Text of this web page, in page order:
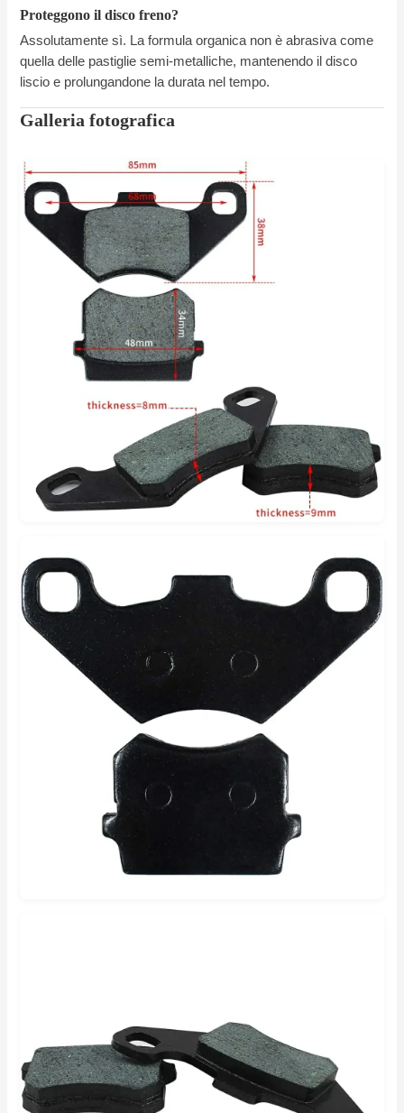
Proteggono il disco freno?
Assolutamente sì. La formula organica non è abrasiva come
quella delle pastiglie semi-metalliche, mantenendo il disco
liscio e prolungandone la durata nel tempo.
Galleria fotografica